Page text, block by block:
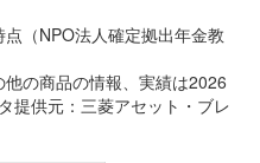
（NPO法人確定拠出年金教
の商品の情報、実績は2026
提供元：三菱アセット・ブレ